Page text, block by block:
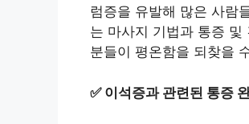
럼증을 유발해 많은 사람
는 마사지 기법과 통증
분들이 평온함을 되찾을
✅ 이석증과 관련된 통증